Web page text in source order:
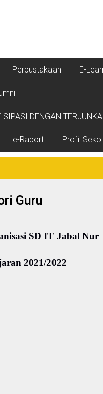
Perpustakaan E-
DENGAN
e-Raport Profil
Guru
SD IT Jabal Nur
2021/2022